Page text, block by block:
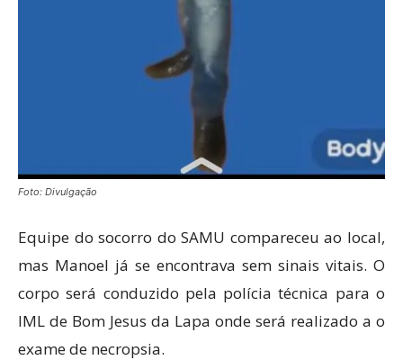
Foto: Divulgação
Equipe do socorro do SAMU compareceu ao local,
mas Manoel já se encontrava sem sinais vitais. O
corpo será conduzido pela polícia técnica para o
IML de Bom Jesus da Lapa onde será realizado a o
exame de necropsia.